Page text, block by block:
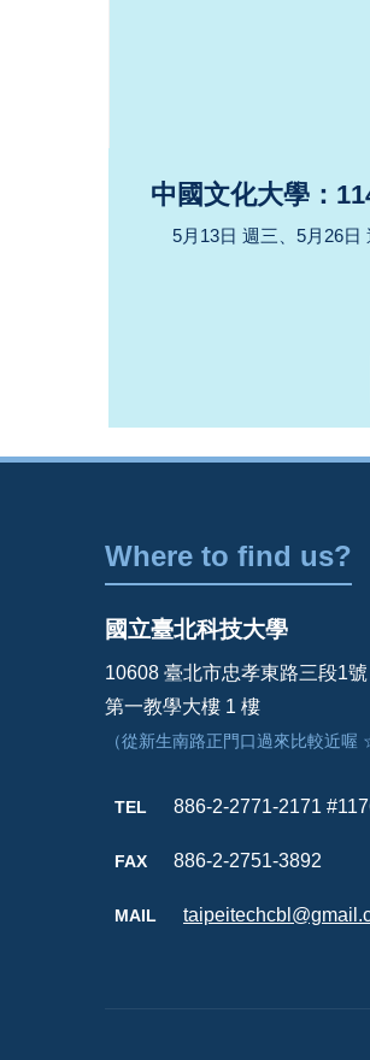
中國文化大學：
5月13日 週三、5月26日
Where to find us?
國立臺北科技大學
10608 臺北市忠孝東路三段1號
第一教學大樓 1 樓
（從新生南路正門口過來比較近喔
TEL 886-2-2771-2171
FAX 886-2-2751-3892
MAIL